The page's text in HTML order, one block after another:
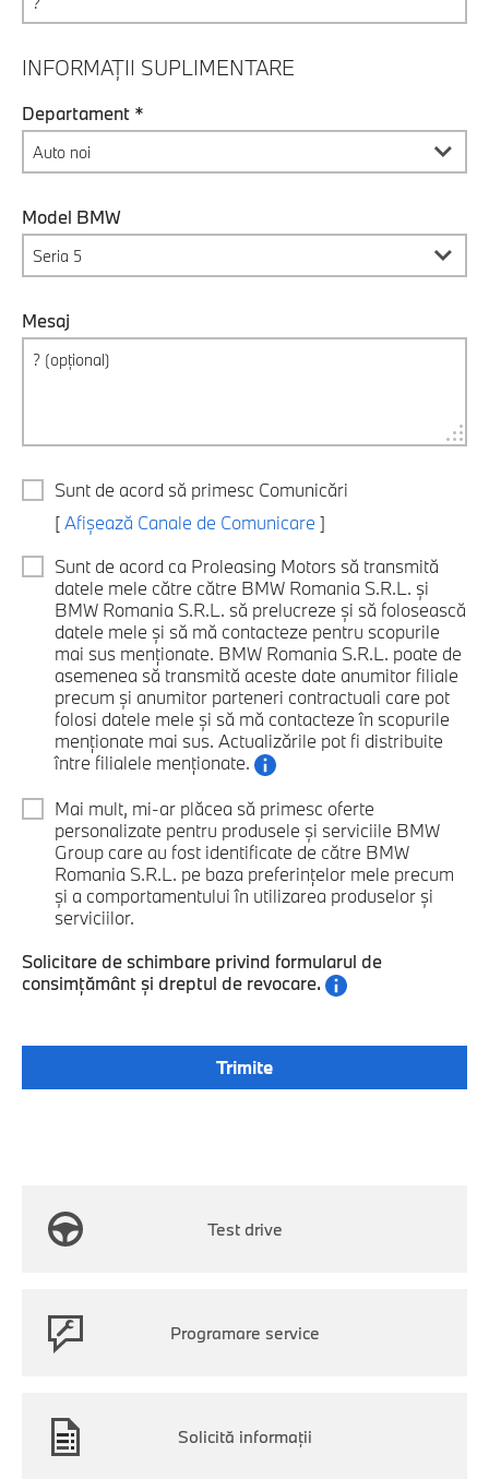
INFORMAȚII SUPLIMENTARE
Departament *
Model BMW
Mesaj
Sunt de acord să primesc Comunicări
[Afișează Canale de Comunicare ]
Sunt de acord ca Proleasing Motors să transmită
datele mele către către BMW Romania S.R.L. și
BMW Romania S.R.L. să prelucreze și să folosească
datele mele și să mă contacteze pentru scopurile
mai sus menționate. BMW Romania S.R.L. poate de
asemenea să transmită aceste date anumitor filiale
precum și anumitor parteneri contractuali care pot
folosi datele mele și să mă contacteze în scopurile
menționate mai sus. Actualizările pot fi distribuite
între filialele menționate.
Mai mult, mi-ar plăcea să primesc oferte
personalizate pentru produsele și serviciile BMW
Group care au fost identificate de către BMW
Romania S.R.L. pe baza preferințelor mele precum
și a comportamentului în utilizarea produselor și
serviciilor.
Solicitare de schimbare privind formularul de
consimțământ și dreptul de revocare.
Test drive
Programare service
Solicită informaţii